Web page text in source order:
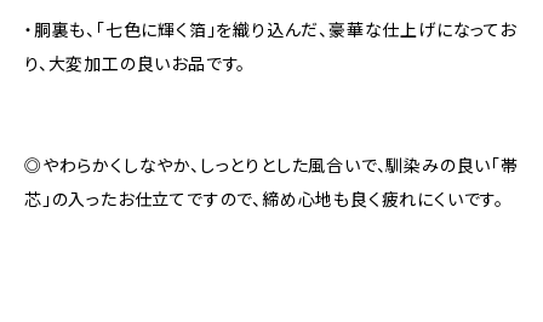
・胴裏も、「七色に輝く箔」を織り込んだ、豪華な仕上げになってお
り、大変加工の良いお品です。
◎やわらかくしなやか、しっとりとした風合いで、馴染みの良い「帯
芯」の入ったお仕立てですので、締め心地も良く疲れにくいです。